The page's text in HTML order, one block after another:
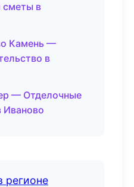
сметы в
Камень —
в
— Отделочные
Иваново
регионе